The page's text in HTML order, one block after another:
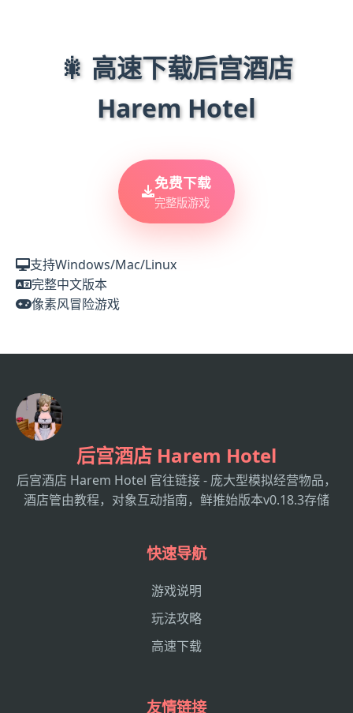
🎇 高速下载后宫酒店
Harem Hotel
免费下载
完整版游戏
支持Windows/Mac/Linux
完整中文版本
像素风冒险游戏
后宫酒店 Harem Hotel
后宫酒店 Harem Hotel 官往链接 - 庞大型模拟经营物品，
酒店管由教程，对象互动指南，鲜推始版本v0.18.3存储
快速导航
游戏说明
玩法攻略
高速下载
友情链接